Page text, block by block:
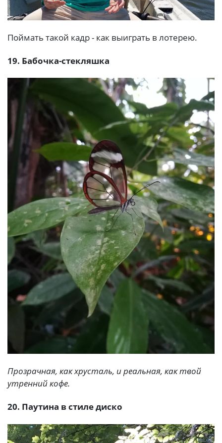
Поймать такой кадр - как выиграть в лотерею.
19. Бабочка-стекляшка
Прозрачная, как хрусталь, и реальная, как твой
утренний кофе.
20. Паутина в стиле диско